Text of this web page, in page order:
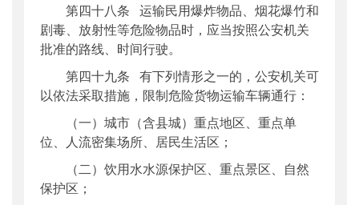
第四十八条 运输民用爆炸物品、烟花爆竹和
剧毒、放射性等危险物品时，应当按照公安机关
批准的路线、时间行驶。
第四十九条 有下列情形之一的，公安机关可
以依法采取措施，限制危险货物运输车辆通行：
（一）城市（含县城）重点地区、重点单
位、人流密集场所、居民生活区；
（二）饮用水水源保护区、重点景区、自然
保护区；